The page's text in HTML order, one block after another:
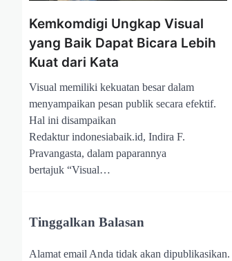
Kemkomdigi Ungkap Visual
yang Baik Dapat Bicara Lebih
Kuat dari Kata
Visual memiliki kekuatan besar dalam
menyampaikan pesan publik secara efektif.
Hal ini disampaikan
Redaktur indonesiabaik.id, Indira F.
Pravangasta, dalam paparannya
bertajuk “Visual…
Tinggalkan Balasan
Alamat email Anda tidak akan dipublikasikan.